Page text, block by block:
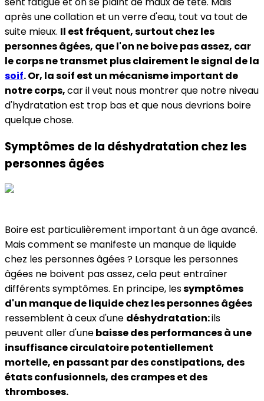
après une collation et un verre d'eau, tout va tout de
suite mieux. Il est fréquent, surtout chez les
personnes âgées, que l'on ne boive pas assez, car
le corps ne transmet plus clairement le signal de la
soif. Or, la soif est un mécanisme important de
notre corps,car il veut nous montrer que notre niveau
d'hydratation est trop bas et que nous devrions boire
quelque chose.
Symptômes de la déshydratation chez les
personnes âgées
Boire est particulièrement important à un âge avancé.
Mais comment se manifeste un manque de liquide
chez les personnes âgées ? Lorsque les personnes
âgées ne boivent pas assez, cela peut entraîner
différents symptômes. En principe, lessymptômes
d'un manque de liquide chez les personnes âgées
ressemblent à ceux d'une déshydratation:ils
peuvent aller d'unebaisse des performances à une
insuffisance circulatoire potentiellement
mortelle, en passant par des constipations, des
états confusionnels, des crampes et des
thromboses.